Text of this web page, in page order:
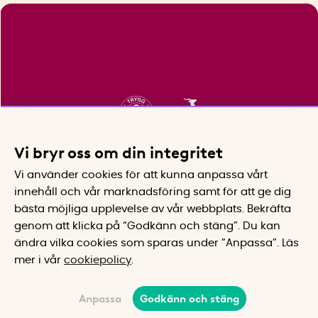
Vi bryr oss om din integritet
Vi använder cookies för att kunna anpassa vårt
innehåll och vår marknadsföring samt för att ge dig
bästa möjliga upplevelse av vår webbplats.
Bekräfta
genom att klicka på “Godkänn och stäng”. Du kan
ändra vilka cookies som sparas under ”Anpassa”.
Läs
mer i vår cookiepolicy
Anpassa Godkänn och stäng